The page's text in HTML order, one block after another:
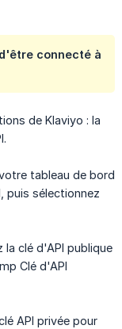
connecté à
de Klaviyo : la
tableau de bord
puis sélectionnez
la clé d'API publique
Clé d'API
API privée pour